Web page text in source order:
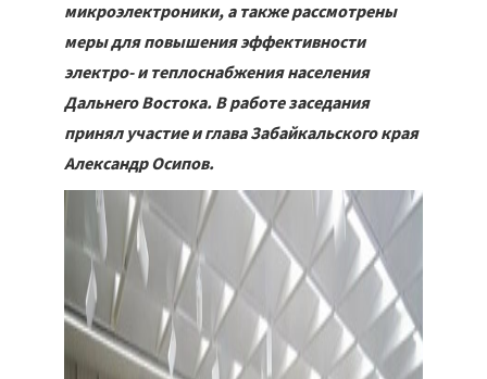
микроэлектроники, а также рассмотрены
меры для повышения эффективности
электро- и теплоснабжения населения
Дальнего Востока. В работе заседания
принял участие и глава Забайкальского края
Александр Осипов.